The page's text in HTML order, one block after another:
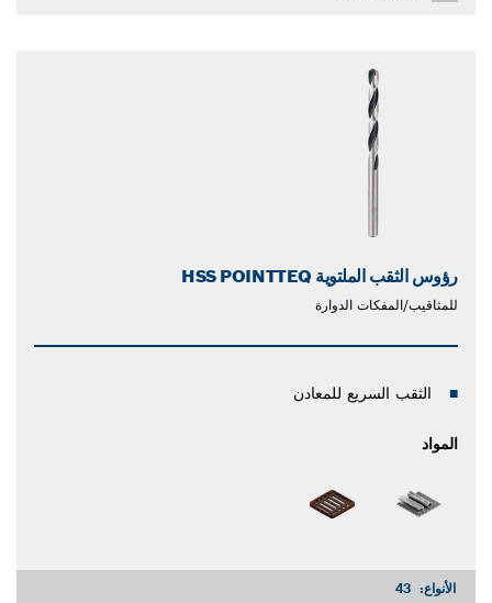
رؤوس الثقب الملتوية HSS POINTTEQ
للمثاقيب/المفكات الدوارة
الثقب السريع للمعادن
المواد
الأنواع: 43